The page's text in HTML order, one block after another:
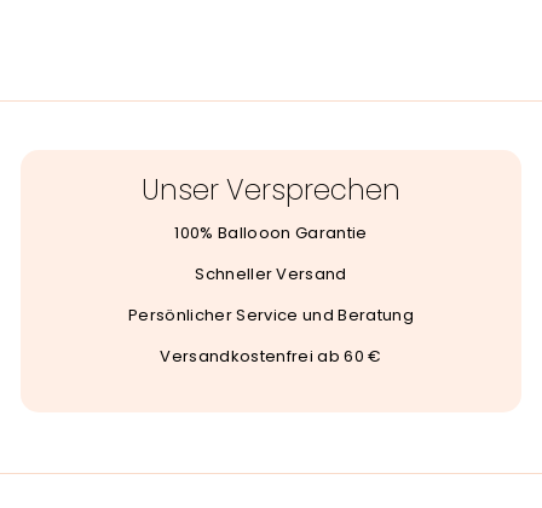
Unser Versprechen
100% Ballooon Garantie
Schneller Versand
Persönlicher Service und Beratung
Versandkostenfrei ab 60 €